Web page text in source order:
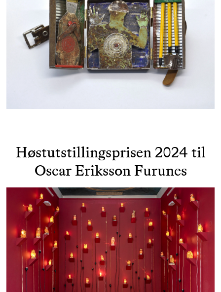
Høstutstillingsprisen 2024 til
Oscar Eriksson Furunes